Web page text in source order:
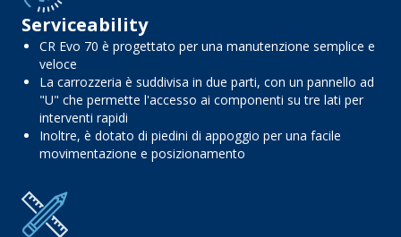
Serviceability
CR Evo 70 è progettato per una manutenzione semplice e
veloce
La carrozzeria è suddivisa in due parti, con un pannello ad
"U" che permette l'accesso ai componenti su tre lati per
interventi rapidi
Inoltre, è dotato di piedini di appoggio per una facile
movimentazione e posizionamento